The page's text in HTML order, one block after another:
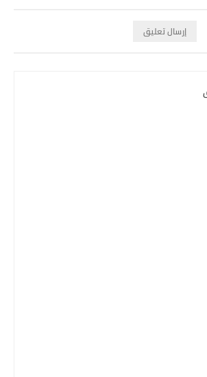
إرسال تعليق